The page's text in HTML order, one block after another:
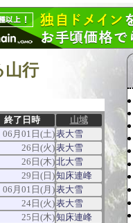
山行
終了日時
山域
06月01日(土)表大雪
26日(火)表大雪
26日(木)北大雪
29日(日)知床連峰
06月01日(月)表大雪
24日(火)表大雪
25日(木)知床連峰